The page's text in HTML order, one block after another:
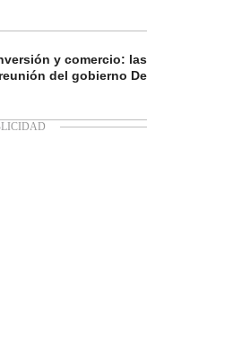
y comercio: las
del gobierno De